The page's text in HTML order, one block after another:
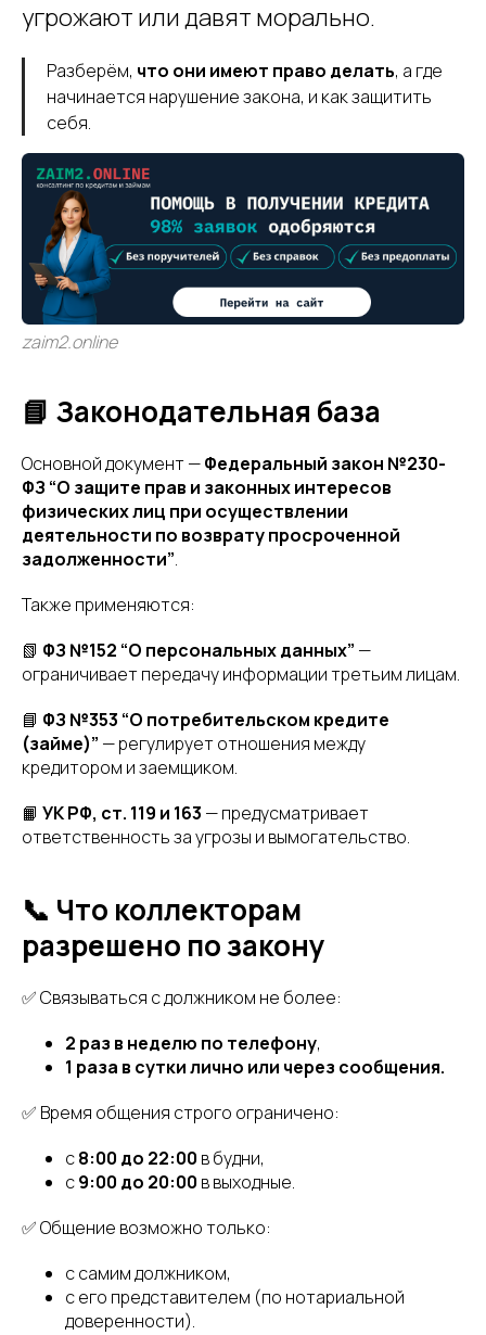
угрожают или давят морально.
Разберём, что они имеют право делать, а где
начинается нарушение закона, и как защитить
себя.
zaim2.online
📘 Законодательная база
Основной документ —Федеральный закон №230-
ФЗ “О защите прав и законных интересов
физических лиц при осуществлении
деятельности по возврату просроченной
задолженности”.
Также применяются:
📗 ФЗ №152 “О персональных данных” —
ограничивает передачу информации третьим лицам.
📘 ФЗ №353 “О потребительском кредите
(займе)” — регулирует отношения между
кредитором и заемщиком.
📙 УК РФ, ст. 119 и 163 — предусматривает
ответственность за угрозы и вымогательство.
📞 Что коллекторам
разрешено по закону
✅ Связываться с должником не более:
2 раз в неделю по телефону,
1 раза в сутки лично или через сообщения.
✅ Время общения строго ограничено:
с8:00 до 22:00 в будни,
с9:00 до 20:00 в выходные.
✅ Общение возможно только:
с самим должником,
с его представителем (по нотариальной
доверенности).